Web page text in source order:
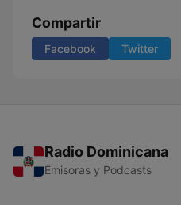
Compartir
Facebook Twitter
Radio Dominicana
Emisoras y Podcasts